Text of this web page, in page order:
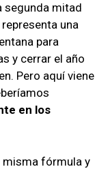
segunda mitad
una
para
y cerrar el año
Pero aquí viene
en los
misma fórmula y